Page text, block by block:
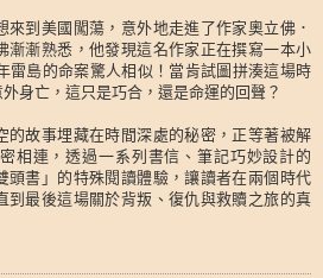
到美國闖蕩，意外地走進了作家奧立佛．
漸漸熟悉，他發現這名作家正在撰寫一本小
雷島的命案驚人相似！當肯試圖拼湊這場時
身亡，這只是巧合，還是命運的回聲？
的故事埋藏在時間深處的秘密，正等著被解
相連，透過一系列書信、筆記巧妙設計的
頭書」的特殊閱讀體驗，讓讀者在兩個時代
到最後這場關於背叛、復仇與救贖之旅的真